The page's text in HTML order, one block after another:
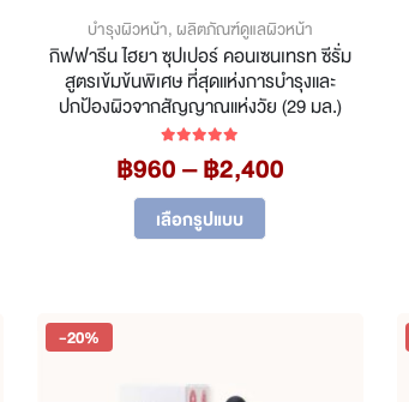
บำรุงผิวหน้า, ผลิตภัณฑ์ดูแลผิวหน้า
กิฟฟารีน ไฮยา ซุปเปอร์ คอนเซนเทรท ซีรั่ม
สูตรเข้มข้นพิเศษ ที่สุดแห่งการบำรุงและ
ปกป้องผิวจากสัญญาณแห่งวัย (29 มล.)
฿960–฿2,400Price
เลือกรูปแบบ
-20%